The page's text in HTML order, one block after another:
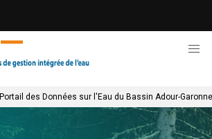
Portail des Données sur l'Eau du Bassin Adour-